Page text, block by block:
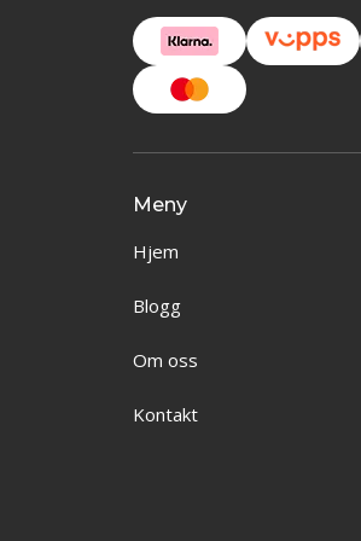
Meny
Hjem
Blogg
Om oss
Kontakt